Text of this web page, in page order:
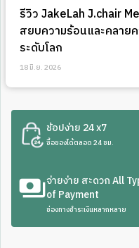
รีวิว JakeLah J.chair
สยบความร้อนและคลาย
ระดับโลก
18 มิ.ย. 2026
ช้อปง่าย 24 x7
ซื้อของได้ตลอด 24 ชม.
จ่ายง่าย สะดวก All
of Payment
ช่องทางชำระเงินหลากหลาย